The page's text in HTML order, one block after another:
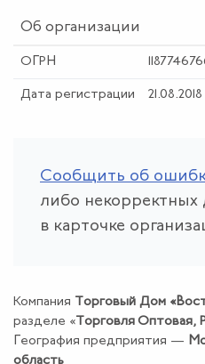
Об организации
ОГРН
Дата регистрации 21.08.2018
Сообщить об
либо некорректных
в карточке
Компания Торговый Дом
разделе «Торговля Оптовая,
География предприятия —
область